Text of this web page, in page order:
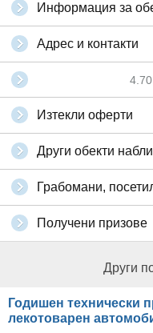
Информация за
Адрес и контакти
4.70
Изтекли оферти
Други обекти
Грабомани,
Получени призове
Други
Годишен технически
лекотоварен